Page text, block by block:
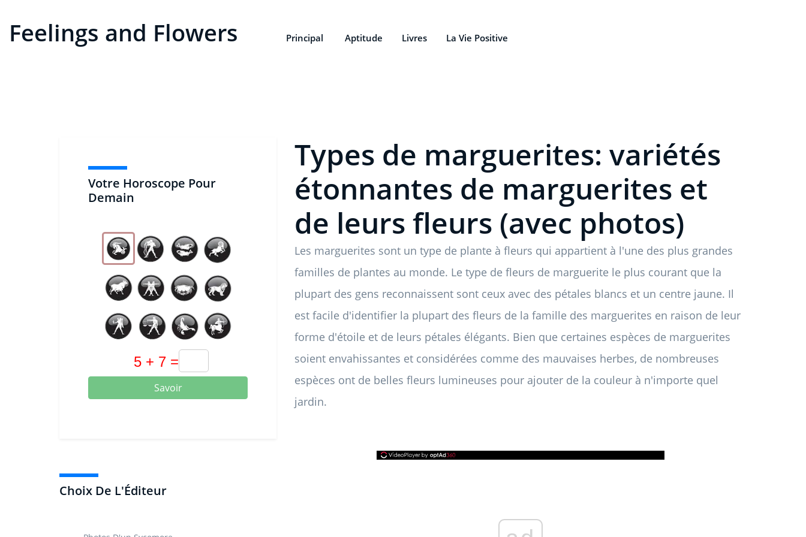
Feelings and Flowers Principal Aptitude Livres La Vie Positive
Votre Horoscope Pour
Demain
Savoir
Choix De L'Éditeur
Types de marguerites: variétés
étonnantes de marguerites et
de leurs fleurs (avec photos)
Les marguerites sont un type de plante à fleurs qui appartient à l'une des plus grandes
familles de plantes au monde. Le type de fleurs de marguerite le plus courant que la
plupart des gens reconnaissent sont ceux avec des pétales blancs et un centre jaune. Il
est facile d'identifier la plupart des fleurs de la famille des marguerites en raison de leur
forme d'étoile et de leurs pétales élégants. Bien que certaines espèces de marguerites
soient envahissantes et considérées comme des mauvaises herbes, de nombreuses
espèces ont de belles fleurs lumineuses pour ajouter de la couleur à n'importe quel
jardin.